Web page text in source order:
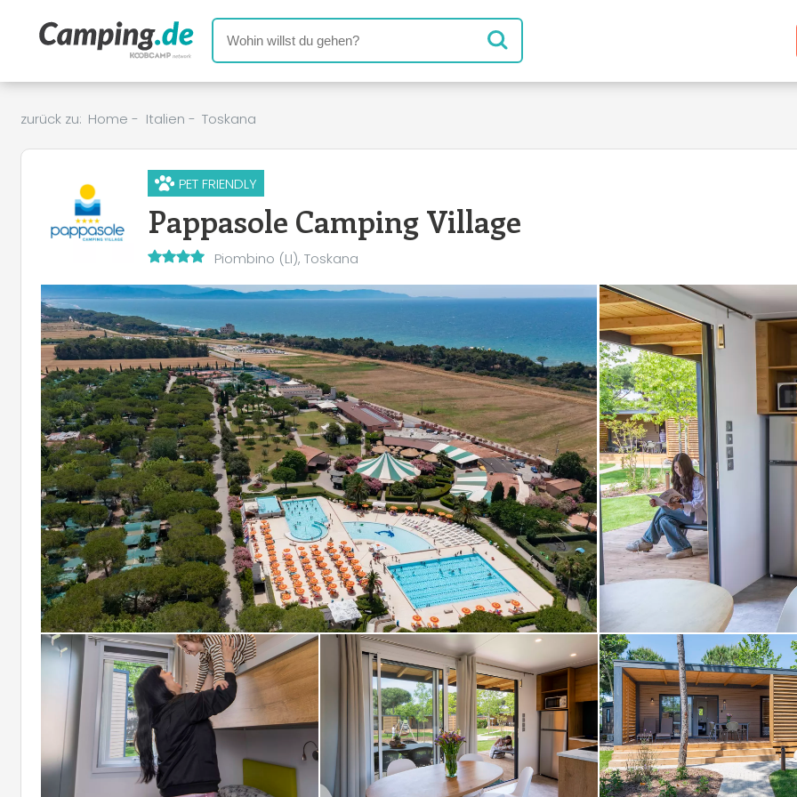
zurück zu: Home - Italien - Toskana
PET FRIENDLY
Pappasole Camping Village
Piombino (LI), Toskana